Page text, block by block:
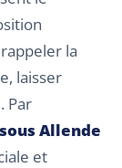
la
laisser
Par
Allende
et